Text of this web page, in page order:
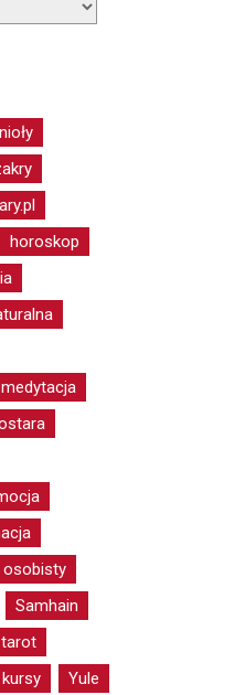
horoskop
medytacja
Samhain
tarot
Yule